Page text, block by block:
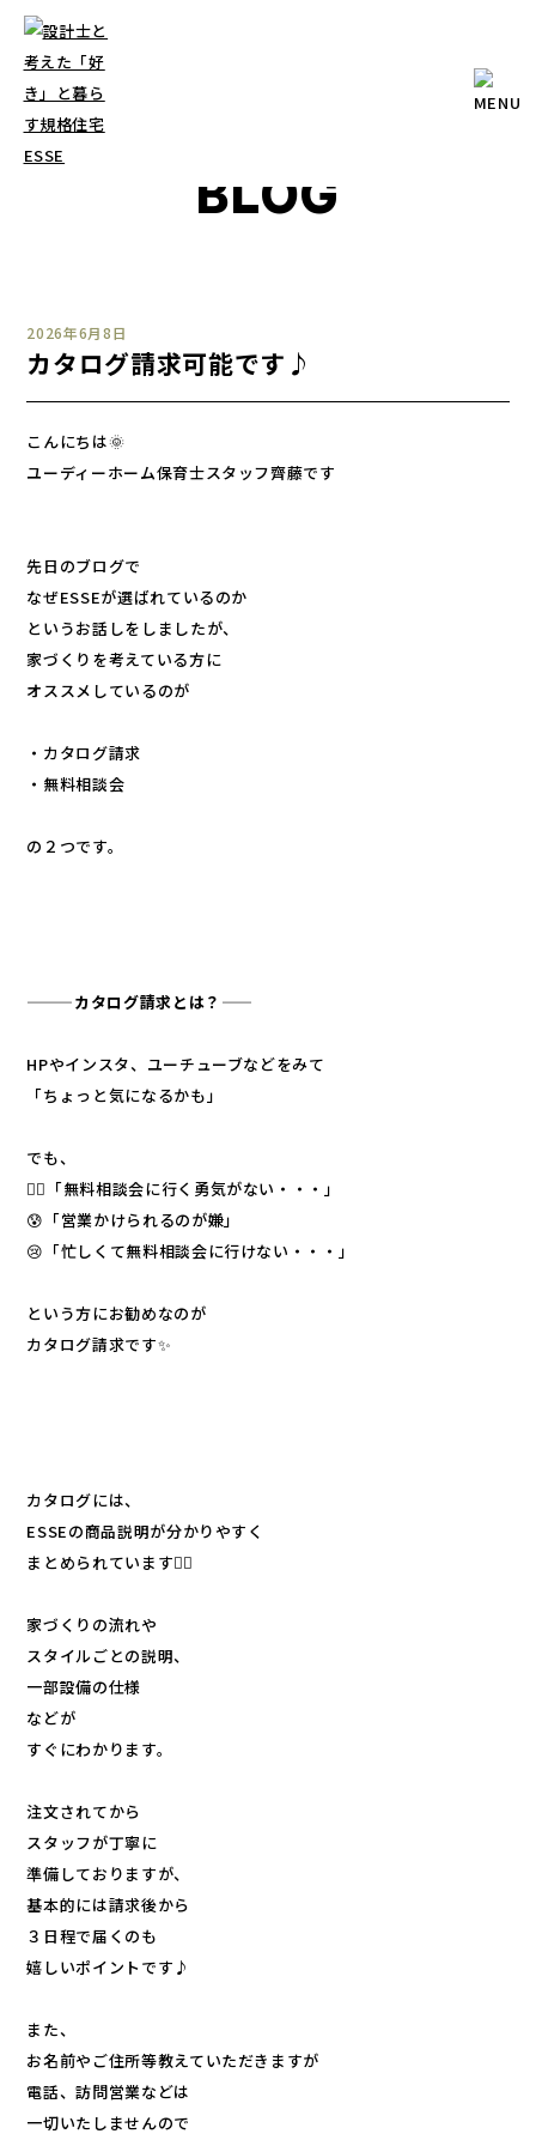
BLOG
2026年6月8日
カタログ請求可能です♪
こんにちは🌞
ユーディーホーム保育士スタッフ齊藤です
先日のブログで
なぜESSEが選ばれているのか
というお話しをしましたが、
家づくりを考えている方に
オススメしているのが
・カタログ請求
・無料相談会
の２つです。
———カタログ請求とは？——
HPやインスタ、ユーチューブなどをみて
「ちょっと気になるかも」
でも、
😵‍💫「無料相談会に行く勇気がない・・・」
😰「営業かけられるのが嫌」
😢「忙しくて無料相談会に行けない・・・」
という方にお勧めなのが
カタログ請求です✨
カタログには、
ESSEの商品説明が分かりやすく
まとめられています💁‍♀️
家づくりの流れや
スタイルごとの説明、
一部設備の仕様
などが
すぐにわかります。
注文されてから
スタッフが丁寧に
準備しておりますが、
基本的には請求後から
３日程で届くのも
嬉しいポイントです♪
また、
お名前やご住所等教えていただきますが
電話、訪問営業などは
一切いたしませんので